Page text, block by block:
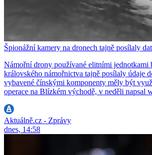
Špionážní kamery na dronech tajně posílaly
Námořní drony používané elitními jednotkami
královského námořnictva tajně posílaly údaje
vybavené čínskými komponenty měly být
operace na Blízkém východě, v neděli napsal
Aktuálně.cz - Zprávy
dnes, 14:58